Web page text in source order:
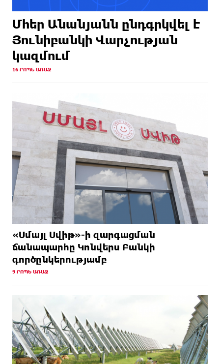
Մհեր Անանյանն ընդգրկվել է
Յունիբանկի Վարչության
կազմում
16 ՐՈՊԵ ԱՌԱՋ
«Սմայլ Սվիթ»-ի զարգացման
ճանապարհը Կոնվերս Բանկի
գործընկերությամբ
9 ՐՈՊԵ ԱՌԱՋ